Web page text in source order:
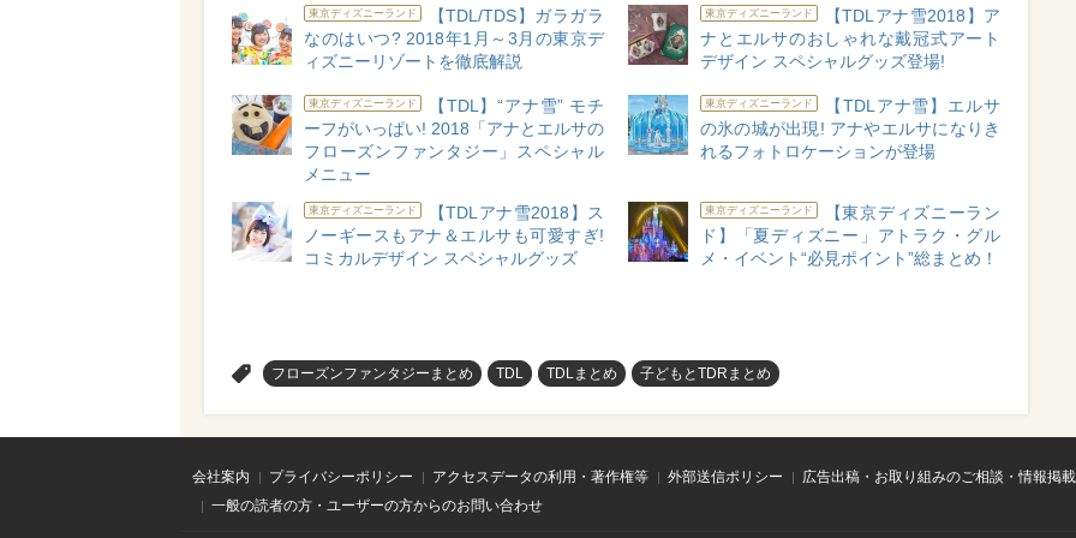
東京ディズニーランド
【TDL/TDS】ガラガラ
なのはいつ? 2018年1月～3月の東京デ
ィズニーリゾートを徹底解説
東京ディズニーランド
【TDLアナ雪2018】ア
ナとエルサのおしゃれな戴冠式アート
デザイン スペシャルグッズ登場!
東京ディズニーランド
【TDL】“アナ雪” モチ
ーフがいっぱい! 2018「アナとエルサの
フローズンファンタジー」スペシャル
メニュー
東京ディズニーランド
【TDLアナ雪】エルサ
の氷の城が出現! アナやエルサになりき
れるフォトロケーションが登場
東京ディズニーランド
【TDLアナ雪2018】ス
ノーギースもアナ＆エルサも可愛すぎ!
コミカルデザイン スペシャルグッズ
東京ディズニーランド
【東京ディズニーラン
ド】「夏ディズニー」アトラク・グル
メ・イベント“必見ポイント”総まとめ！
フローズンファンタジーまとめ TDL TDLまとめ 子どもとTDRまとめ
会社案内 プライバシーポリシー アクセスデータの利用・著作権等 外部送信ポリシー
広告出稿・お取り組みのご相談・情報掲
一般の読者の方・ユーザーの方からのお問い合わせ